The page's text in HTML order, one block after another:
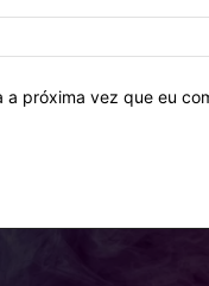
a próxima vez que eu